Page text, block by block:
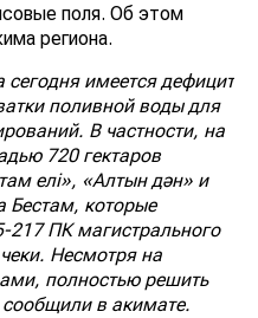
поля. Об этом
региона.
имеется дефицит
поливной воды для
В частности, на
720 гектаров
елі», «Алтын дән» и
Бестам, которые
217 ПК магистрального
Несмотря на
полностью решить
в акимате.